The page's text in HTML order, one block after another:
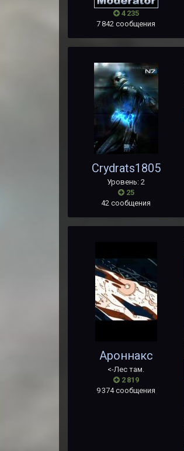
4 235
7 842 сообщения
Crydrats1805
Уровень: 2
25
42 сообщения
Ароннакс
<-Лес там.
2 819
9 374 сообщения